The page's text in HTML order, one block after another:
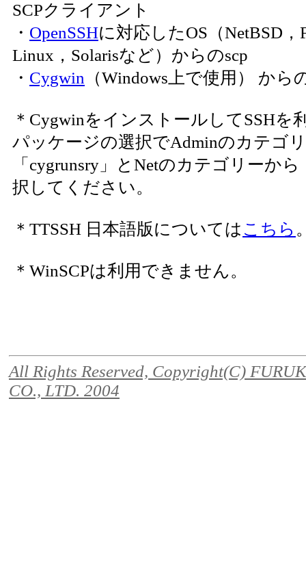
SCPクライアント
・ OpenSSHに対応したOS（NetBSD，
Linux，Solarisなど）からのscp
・ Cygwin （Windows上で使用） から
＊CygwinをインストールしてSSHを
パッケージの選択でAdminのカテゴ
「cygrunsry」とNetのカテゴリーから
択してください。
＊TTSSH 日本語版については こちら
＊WinSCPは利用できません。
All Rights Reserved, Copyright(C)
CO., LTD. 2004